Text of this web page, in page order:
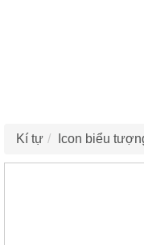
Kí tự Icon biểu